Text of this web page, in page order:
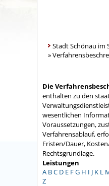
Stadt Schönau im
»
Die
enthalten zu den
wesentlichen
Voraussetzungen,
Verfahrensablauf,
Fristen/Dauer,
Rechtsgrundlage.
Leistungen
A BC D E FG H I J K L
Z